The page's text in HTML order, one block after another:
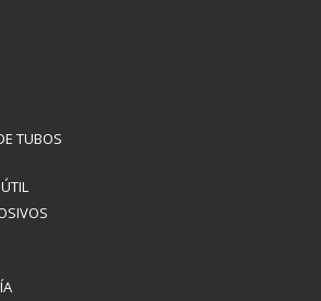
TUBOS